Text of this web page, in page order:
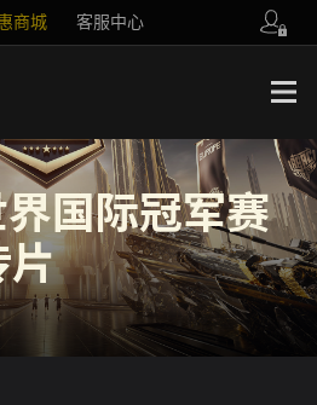
商城 客服中心
国际冠军赛